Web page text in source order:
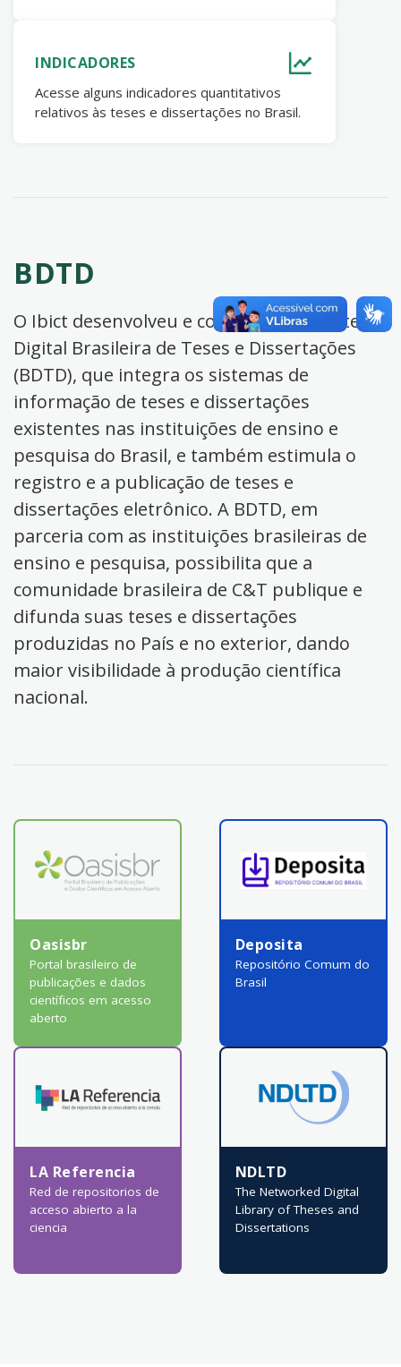
INDICADORES
Acesse alguns indicadores quantitativos
relativos às teses e dissertações no Brasil.
BDTD
O Ibict desenvolveu e coordena a Biblioteca
Digital Brasileira de Teses e Dissertações
(BDTD), que integra os sistemas de
informação de teses e dissertações
existentes nas instituições de ensino e
pesquisa do Brasil, e também estimula o
registro e a publicação de teses e
dissertações eletrônico. A BDTD, em
parceria com as instituições brasileiras de
ensino e pesquisa, possibilita que a
comunidade brasileira de C&T publique e
difunda suas teses e dissertações
produzidas no País e no exterior, dando
maior visibilidade à produção científica
nacional.
Oasisbr
Portal brasileiro de
publicações e dados
científicos em acesso
aberto
Deposita
Repositório Comum do
Brasil
LA Referencia
Red de repositorios de
acceso abierto a la
ciencia
NDLTD
The Networked Digital
Library of Theses and
Dissertations